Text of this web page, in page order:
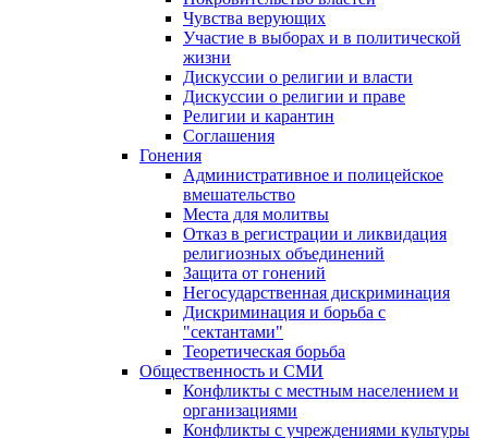
Чувства верующих
Участие в выборах и в политической
жизни
Дискуссии о религии и власти
Дискуссии о религии и праве
Религии и карантин
Соглашения
Гонения
Административное и полицейское
вмешательство
Места для молитвы
Отказ в регистрации и ликвидация
религиозных объединений
Защита от гонений
Негосударственная дискриминация
Дискриминация и борьба с
"сектантами"
Теоретическая борьба
Общественность и СМИ
Конфликты с местным населением и
организациями
Конфликты с учреждениями культуры